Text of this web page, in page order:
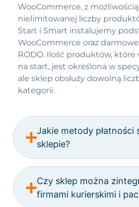
WooCommerce, z
nielimitowanej liczby
Start i Smart instalujemy
WooCommerce oraz darmowe
RODO. Ilość produktów,
na start, jest określona w
ale sklep obsłuży dowolną
kategorii.
Jakie metody płatności
sklepie?
Czy sklep można
firmami kurierskimi i